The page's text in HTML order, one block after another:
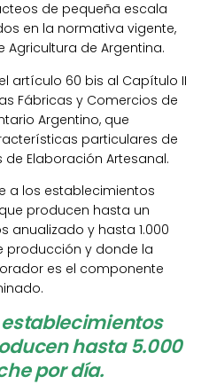
de pequeña escala
en la normativa vigente,
Agricultura de Argentina.
artículo 60 bis al Capítulo II
Fábricas y Comercios de
Argentino, que
particulares de
Elaboración Artesanal.
a los establecimientos
producen hasta un
anualizado y hasta 1.000
producción y donde la
es el componente
hasta 5.000
por día.